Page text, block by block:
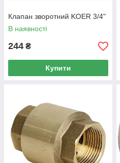
Клапан зворотний KOER 3/4"
В наявності
244 ₴
Купити